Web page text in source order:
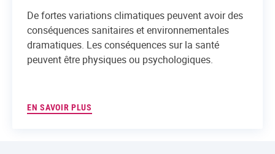
De fortes variations climatiques peuvent avoir des
conséquences sanitaires et environnementales
dramatiques. Les conséquences sur la santé
peuvent être physiques ou psychologiques.
EN SAVOIR PLUS